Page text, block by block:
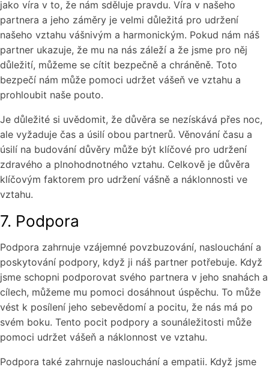
jako víra v to, že nám sděluje pravdu. Víra v našeho
partnera a jeho záměry je velmi důležitá pro udržení
našeho vztahu vášnivým a harmonickým. Pokud nám náš
partner ukazuje, že mu na nás záleží a že jsme pro něj
důležití, můžeme se cítit bezpečně a chráněně. Toto
bezpečí nám může pomoci udržet vášeň ve vztahu a
prohloubit naše pouto.
Je důležité si uvědomit, že důvěra se nezískává přes noc,
ale vyžaduje čas a úsilí obou partnerů. Věnování času a
úsilí na budování důvěry může být klíčové pro udržení
zdravého a plnohodnotného vztahu. Celkově je důvěra
klíčovým faktorem pro udržení vášně a náklonnosti ve
vztahu.
7. Podpora
Podpora zahrnuje vzájemné povzbuzování, naslouchání a
poskytování podpory, když ji náš partner potřebuje. Když
jsme schopni podporovat svého partnera v jeho snahách a
cílech, můžeme mu pomoci dosáhnout úspěchu. To může
vést k posílení jeho sebevědomí a pocitu, že nás má po
svém boku. Tento pocit podpory a sounáležitosti může
pomoci udržet vášeň a náklonnost ve vztahu.
Podpora také zahrnuje naslouchání a empatii. Když jsme